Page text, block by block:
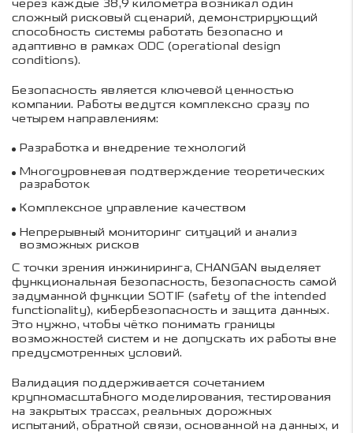
через каждые 38,9 километра возникал один
сложный рисковый сценарий, демонстрирующий
способность системы работать безопасно и
адаптивно в рамках ODC (operational design
conditions).
Безопасность является ключевой ценностью
компании. Работы ведутся комплексно сразу по
четырем направлениям:
Разработка и внедрение технологий
Многоуровневая подтверждение теоретических
разработок
Комплексное управление качеством
Непрерывный мониторинг ситуаций и анализ
возможных рисков
С точки зрения инжиниринга, CHANGAN выделяет
функциональная безопасность, безопасность самой
задуманной функции SOTIF (safety of the intended
functionality), кибербезопасность и защита данных.
Это нужно, чтобы чётко понимать границы
возможностей систем и не допускать их работы вне
предусмотренных условий.
Валидация поддерживается сочетанием
крупномасштабного моделирования, тестирования
на закрытых трассах, реальных дорожных
испытаний, обратной связи, основанной на данных, и